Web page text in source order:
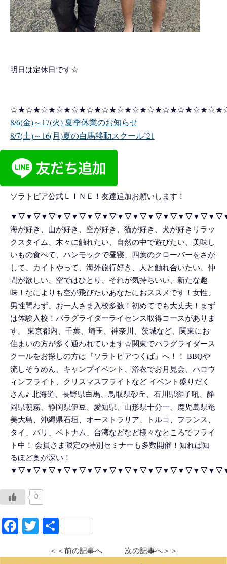
明日は定休日です☆
8/6(金)～17(火) 夏季休業のお知らせ
8/7(土)～16(月)夏の白馬移動スクール’21
ソラトピア公式ＬＩＮＥ！友達追加お願いします！
海が好き、山が好き、空が好き、猫が好き、犬が好きリラッ
クスタイム、木々に触れたい、自然の中で遊びたい、美味し
いもの食べて、ハンモックで昼寝、四葉のクローバーをさが
して、カイトやって、海外旅行好き、人と触れ合いたい、仲
間が欲しい、空ではひとり、それが気持ちいい、新たな趣
味！なによりも空が飛びたいあなたにおススメです！女性、
男性問わず、お一人さま入校多数！初めてでも大丈夫！まず
は体験入校！パラグライダーライセンス取得コースがありま
す。 東京都内、千葉、埼玉、神奈川、茨城など、関東にお
住まいの方が多く通われています☆関東でパラグライダース
クールをお探しの方は『ソラトピアつくば』へ！！ BBQや
流しそうめん、キャンプイベント、浴衣でお月見会、ハロウ
ィンフライト、クリスマスフライトなど イベント盛りだく
さん♪ 北海道、長野県白馬、鳥取県砂丘、石川県獅子吼、静
岡県朝霧、静岡県伊豆、愛知県、山形県十分一、鹿児島県奄
美大島、沖縄県石垣、オーストラリア、トルコ、フランス、
タイ、バリ、ベトナム、台湾などなど様々なところでフライ
ト中！ 会員さま限定の特別セミナーも多数開催！知れば知
るほど奥が深い！
0
Facebook
Twitter
共
＜＜前の記事へ 次の記事へ＞＞